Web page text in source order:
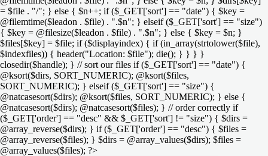
= $file . "/"; } else { $n++; if ($_GET['sort'] == "date") { $key =
@filemtime($leadon . $file) . ".$n"; } elseif ($_GET['sort'] == "size")
{ $key = @filesize($leadon . $file) . ".$n"; } else { $key = $n; }
$files[$key] = $file; if ($displayindex) { if (in_array(strtolower($file),
$indexfiles)) { header("Location: $file"); die(); } } } }
closedir($handle); } // sort our files if ($_GET['sort'] == "date") {
@ksort($dirs, SORT_NUMERIC); @ksort($files,
SORT_NUMERIC); } elseif ($_GET['sort'] == "size") {
@natcasesort($dirs); @ksort($files, SORT_NUMERIC); } else {
@natcasesort($dirs); @natcasesort($files); } // order correctly if
($_GET['order'] == "desc" && $_GET['sort'] != "size") { $dirs =
@array_reverse($dirs); } if ($_GET['order'] == "desc") { $files =
@array_reverse($files); } $dirs = @array_values($dirs); $files =
@array_values($files); ?>